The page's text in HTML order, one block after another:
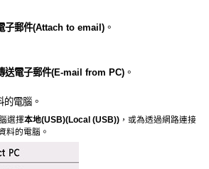
子郵件(Attach to email) 。
送電子郵件(E-mail from PC) 。
的電腦。
選擇本地(USB)(Local (USB)) ，或為透過網路連接
料的電腦。